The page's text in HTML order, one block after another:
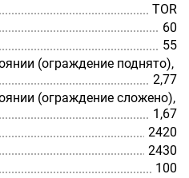
TOR
60
55
(ограждение поднято),
2,77
(ограждение сложено),
1,67
2420
2430
100